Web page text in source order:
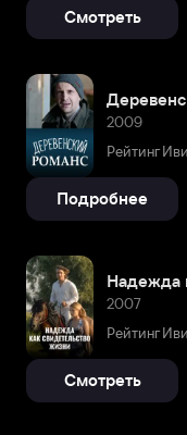
Смотреть
2009
Рейтинг
Подробнее
Надежда
2007
Рейтинг
Смотреть